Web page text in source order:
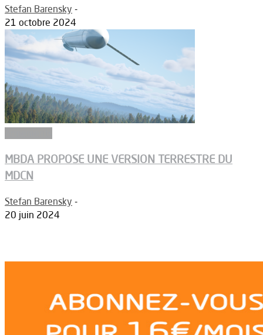
Stefan Barensky -
21 octobre 2024
MBDA PROPOSE UNE VERSION TERRESTRE DU
MDCN
Stefan Barensky -
20 juin 2024